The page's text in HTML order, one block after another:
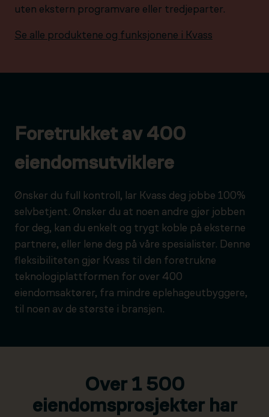
uten ekstern programvare eller tredjeparter.
Se alle produktene og funksjonene i Kvass
Foretrukket av 400
eiendomsutviklere
Ønsker du full kontroll, lar Kvass deg jobbe 100%
selvbetjent. Ønsker du at noen andre gjør jobben
for deg, kan du enkelt og trygt koble på eksterne
partnere, eller lene deg på våre spesialister. Denne
fleksibiliteten gjør Kvass til den foretrukne
teknologiplattformen for over 400
eiendomsaktører, fra mindre eplehageutbyggere,
til noen av de største i bransjen.
Over 1 500
eiendomsprosjekter har